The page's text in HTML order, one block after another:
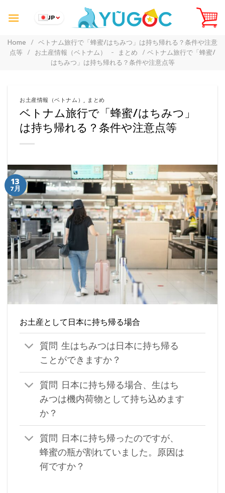
JP
Home / ベトナム旅行で「蜂蜜/はちみつ」は持ち帰れる？条件や注意
点等 / お土産情報（ベトナム） - まとめ / ベトナム旅行で「蜂蜜/
はちみつ」は持ち帰れる？条件や注意点等
お土産情報（ベトナム） , まとめ
ベトナム旅行で「蜂蜜/はちみつ」
は持ち帰れる？条件や注意点等
13
7月
お土産として日本に持ち帰る場合
質問 生はちみつは日本に持ち帰る
ことができますか？
質問 日本に持ち帰る場合、生はち
みつは機内荷物として持ち込めます
か？
質問 日本に持ち帰ったのですが、
蜂蜜の瓶が割れていました。原因は
何ですか？